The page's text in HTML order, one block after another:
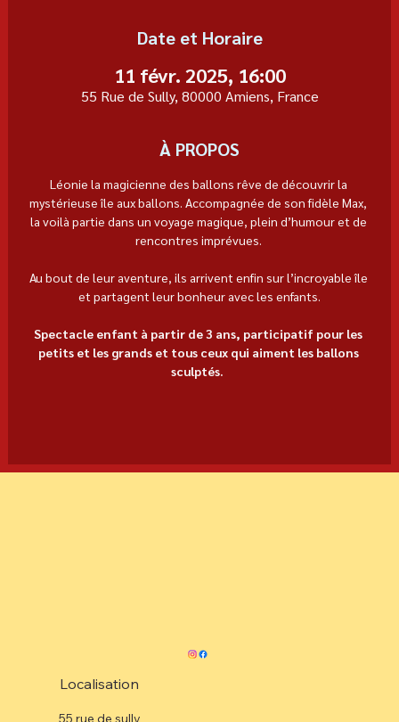
Date et Horaire
11 févr. 2025, 16:00
55 Rue de Sully, 80000 Amiens, France
À PROPOS
Léonie la magicienne des ballons rêve de découvrir la
mystérieuse île aux ballons. Accompagnée de son fidèle Max,
la voilà partie dans un voyage magique, plein d’humour et de
rencontres imprévues.
Au bout de leur aventure, ils arrivent enfin sur l’incroyable île
et partagent leur bonheur avec les enfants.
Spectacle enfant à partir de 3 ans, participatif pour les
petits et les grands et tous ceux qui aiment les ballons
sculptés.
Localisation
55 rue de sully